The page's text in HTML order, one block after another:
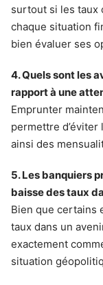
surtout si les taux
chaque situation
bien évaluer ses
4. Quels sont les
rapport à une
Emprunter
permettre d’éviter
ainsi des
5. Les banquiers
baisse des taux
Bien que certains
taux dans un
exactement
situation